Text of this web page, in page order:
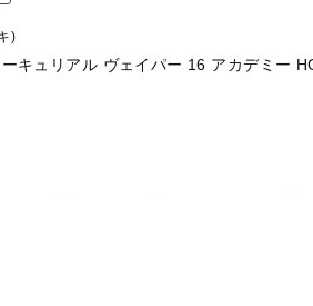
)
ーキュリアル ヴェイパー 16 アカデミー